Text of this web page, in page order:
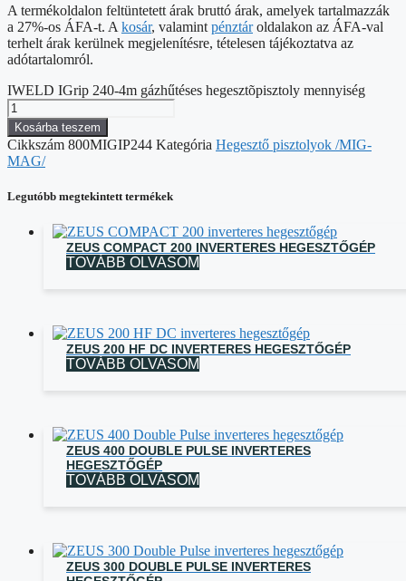
A termékoldalon feltüntetett árak bruttó árak, amelyek tartalmazzák
a 27%-os ÁFA-t. A kosár, valamint pénztároldalakon az ÁFA-val
terhelt árak kerülnek megjelenítésre, tételesen tájékoztatva az
adótartalomról.
IWELD IGrip 240-4m gázhűtéses hegesztõpisztoly mennyiség
Kosárba teszem
Cikkszám 800MIGIP244 Kategória Hegesztő pisztolyok /MIG-
MAG/
Legutóbb megtekintett termékek
ZEUS COMPACT 200 INVERTERES HEGESZTŐGÉP
TOVÁBB OLVASOM
ZEUS 200 HF DC INVERTERES HEGESZTŐGÉP
TOVÁBB OLVASOM
ZEUS 400 DOUBLE PULSE INVERTERES
HEGESZTŐGÉP
TOVÁBB OLVASOM
ZEUS 300 DOUBLE PULSE INVERTERES